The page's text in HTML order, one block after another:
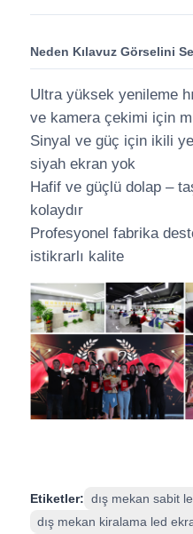
Neden Kılavuz Görselini
Ultra yüksek yenileme
ve kamera çekimi için
Sinyal ve güç için ikili
siyah ekran yok
Hafif ve güçlü dolap –
kolaydır
Profesyonel fabrika
istikrarlı kalite
Etiketler: dış mekan sabit
dış mekan kiralama led